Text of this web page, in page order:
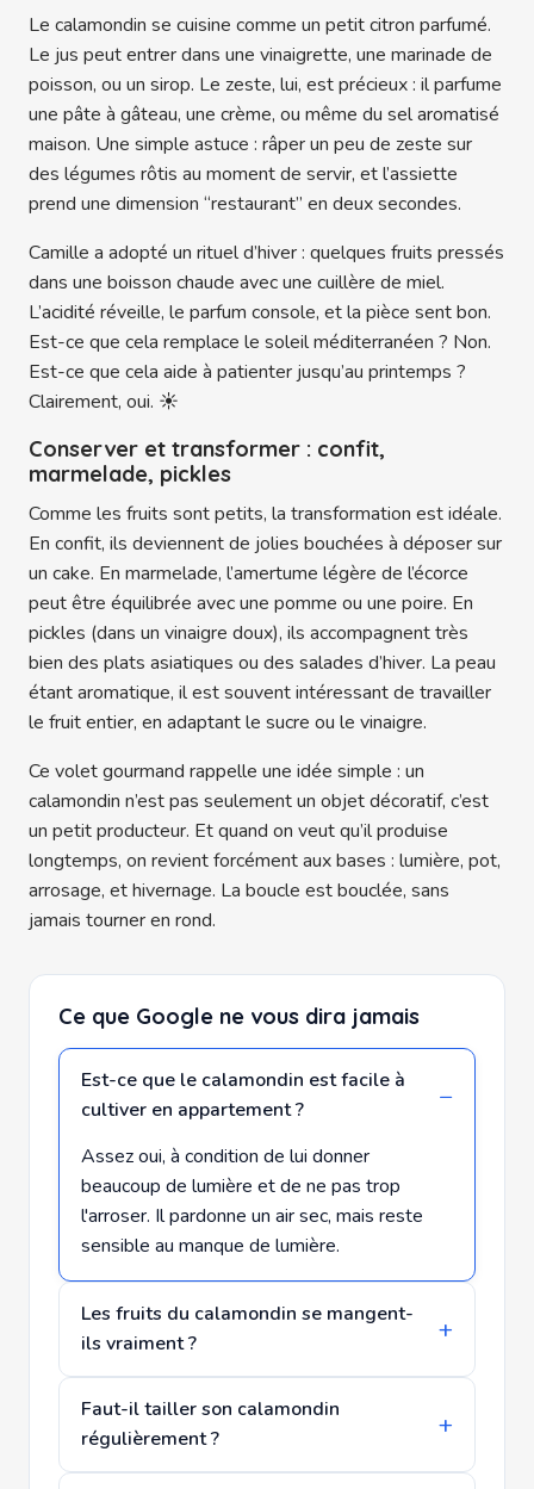
Le calamondin se cuisine comme un petit citron parfumé.
Le jus peut entrer dans une vinaigrette, une marinade de
poisson, ou un sirop. Le zeste, lui, est précieux : il parfume
une pâte à gâteau, une crème, ou même du sel aromatisé
maison. Une simple astuce : râper un peu de zeste sur
des légumes rôtis au moment de servir, et l’assiette
prend une dimension “restaurant” en deux secondes.
Camille a adopté un rituel d’hiver : quelques fruits pressés
dans une boisson chaude avec une cuillère de miel.
L’acidité réveille, le parfum console, et la pièce sent bon.
Est-ce que cela remplace le soleil méditerranéen ? Non.
Est-ce que cela aide à patienter jusqu’au printemps ?
Clairement, oui. ☀️
Conserver et transformer : confit,
marmelade, pickles
Comme les fruits sont petits, la transformation est idéale.
En confit, ils deviennent de jolies bouchées à déposer sur
un cake. En marmelade, l’amertume légère de l’écorce
peut être équilibrée avec une pomme ou une poire. En
pickles (dans un vinaigre doux), ils accompagnent très
bien des plats asiatiques ou des salades d’hiver. La peau
étant aromatique, il est souvent intéressant de travailler
le fruit entier, en adaptant le sucre ou le vinaigre.
Ce volet gourmand rappelle une idée simple : un
calamondin n’est pas seulement un objet décoratif, c’est
un petit producteur. Et quand on veut qu’il produise
longtemps, on revient forcément aux bases : lumière, pot,
arrosage, et hivernage. La boucle est bouclée, sans
jamais tourner en rond.
Ce que Google ne vous dira jamais
Est-ce que le calamondin est facile à
cultiver en appartement ?
Assez oui, à condition de lui donner
beaucoup de lumière et de ne pas trop
l'arroser. Il pardonne un air sec, mais reste
sensible au manque de lumière.
Les fruits du calamondin se mangent-
ils vraiment ?
Faut-il tailler son calamondin
régulièrement ?